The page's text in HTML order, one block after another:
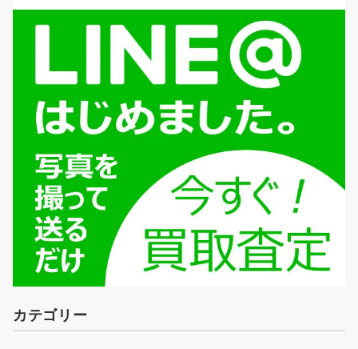
カテゴリー